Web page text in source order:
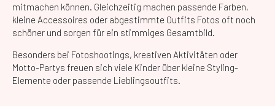
mitmachen können. Gleichzeitig machen passende Farben,
kleine Accessoires oder abgestimmte Outfits Fotos oft noch
schöner und sorgen für ein stimmiges Gesamtbild.
Besonders bei Fotoshootings, kreativen Aktivitäten oder
Motto-Partys freuen sich viele Kinder über kleine Styling-
Elemente oder passende Lieblingsoutfits.